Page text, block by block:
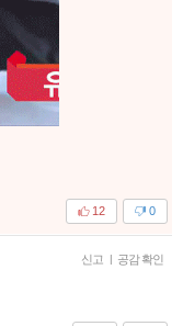
0
12
신고 | 공감 확인